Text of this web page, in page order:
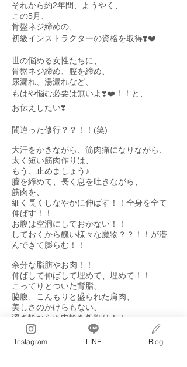
それから約2年間、ようやく、
この5月、
骨盤ネジ締めの、
初級インストラクターの資格を取得❣️❤️
世の悩める女性たちに、
骨盤ネジ締め、膣を締め、
尿漏れ、湯漏れなど、
もはや悩む必要は無いよ❣️❤️！！と、
お伝えしたい❣️
間違った修行？？！！(笑)
大汗をかきながら、筋肉痛になりながら、
太く短い筋肉作りは、
もう、止めましょう♪
膣を締めて、長く息を吐きながら、
筋肉を、
細く長くしなやかに伸ばす！！全身を全て
伸ばす！！
お腹は空洞にしておかない！！
しておくから醜い様々な魔物？？！！が潜
んできて膨らむ！！
余分な脂肪やお肉！！
伸ばして伸ばして埋めて、埋めて！！
こってりとついた背脂、
脇腹、こんもりと盛られた肩肉、
美しさのかけらもない、
浮き輪ならぬ肉輪を粗削り！！
それがユカ先生考案！！
美ボディを作る魔法の、
Instagram LINE Blog